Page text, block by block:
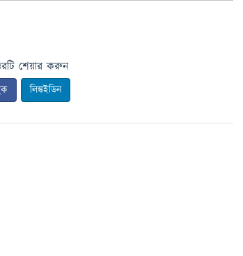
শেয়ার করুন
লিঙ্কইডিন